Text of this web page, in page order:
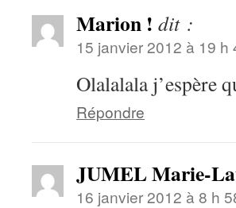
Marion ! dit :
15 janvier 2012 à 19 h
Olalalala j’espère
Répondre
JUMEL Marie-
16 janvier 2012 à 8 h